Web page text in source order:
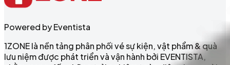
Powered by Eventista
1ZONE là nền tảng phân phối vé sự kiện, vật phẩm & quà
lưu niệm được phát triển và vận hành bởi EVENTISTA,